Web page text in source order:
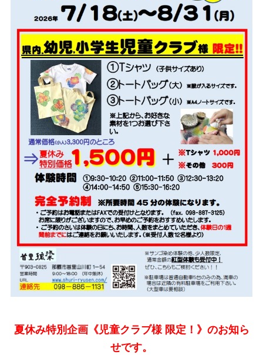
夏休み特別企画《児童クラブ様 限定！》のお知ら
せです。